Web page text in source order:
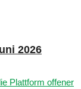
2026